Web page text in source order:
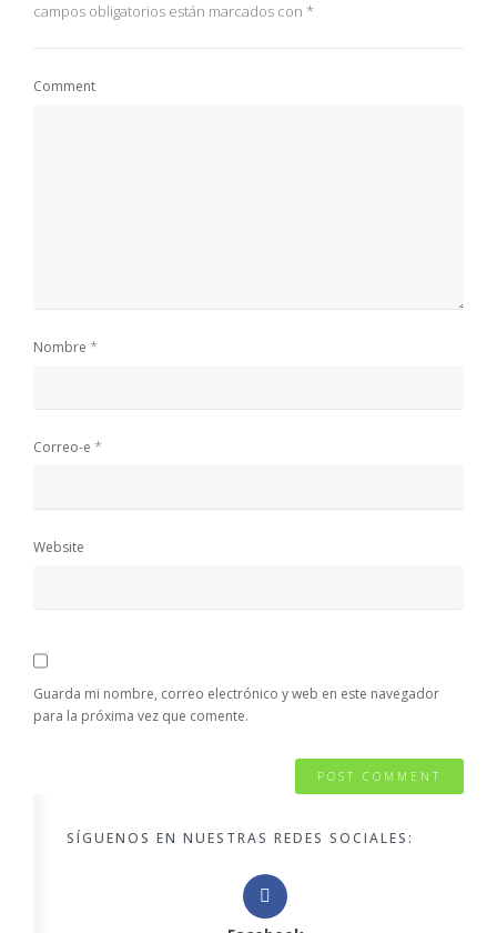
campos obligatorios están marcados con *
Comment
Nombre *
Correo-e *
Website
Guarda mi nombre, correo electrónico y web en este navegador
para la próxima vez que comente.
SÍGUENOS EN NUESTRAS REDES SOCIALES: